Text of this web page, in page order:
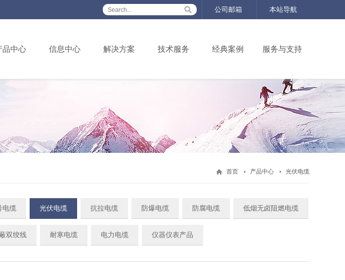
公司邮箱 本站导航
品中心 信息中心 解决方案 技术服务 经典案例 服务与支持
首页 产品中心 光伏电缆
电缆 光伏电缆 抗拉电缆 防爆电缆 防腐电缆 低烟无卤阻燃电缆
双绞线 耐寒电缆 电力电缆 仪器仪表产品